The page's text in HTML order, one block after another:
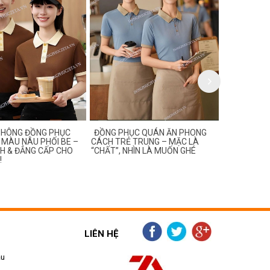
ĐỒNG PHỤC
NÂU PHỐI BE –
& ĐẲNG CẤP CHO
ĐỒNG PHỤC QUÁN ĂN PHONG
CÁCH TRẺ TRUNG – MẶC LÀ
“CHẤT”, NHÌN LÀ MUỐN GHÉ
LIÊN HỆ